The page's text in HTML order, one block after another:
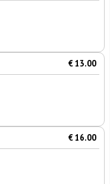
€ 13.00
€ 16.00